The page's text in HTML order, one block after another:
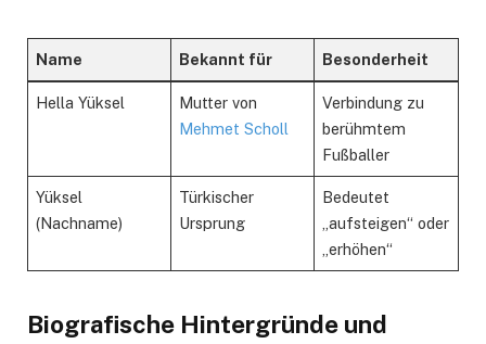
Name Bekannt für Besonderheit
Hella Yüksel
Mutter von
Mehmet Scholl
Verbindung zu
berühmtem
Fußballer
Yüksel
(Nachname)
Türkischer
Ursprung
Bedeutet
„aufsteigen“ oder
„erhöhen“
Biografische Hintergründe und